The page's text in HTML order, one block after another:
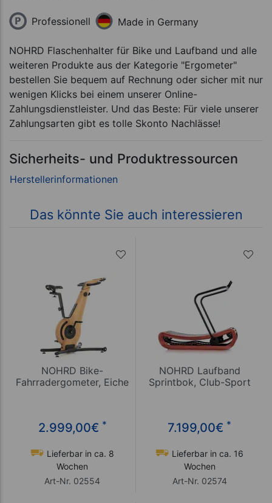
Professionell Made in Germany
NOHRD Flaschenhalter für Bike und Laufband und alle
weiteren Produkte aus der Kategorie "Ergometer"
bestellen Sie bequem auf Rechnung oder sicher mit nur
wenigen Klicks bei einem unserer Online-
Zahlungsdienstleister. Und das Beste: Für viele unserer
Zahlungsarten gibt es tolle Skonto Nachlässe!
Sicherheits- und Produktressourcen
Das könnte Sie auch interessieren
NOHRD Bike-
Fahrradergometer, Eiche
2.999,00€ *
Lieferbar in ca. 8
Wochen
Art-Nr. 02554
NOHRD Laufband
Sprintbok, Club-Sport
7.199,00€ *
Lieferbar in ca. 16
Wochen
Art-Nr. 02574